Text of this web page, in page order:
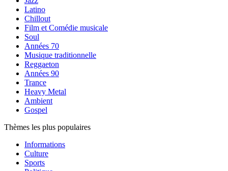
Latino
Chillout
Film et Comédie musicale
Soul
Années 70
Musique traditionnelle
Reggaeton
Années 90
Trance
Heavy Metal
Ambient
Gospel
Thèmes les plus populaires
Informations
Culture
Sports